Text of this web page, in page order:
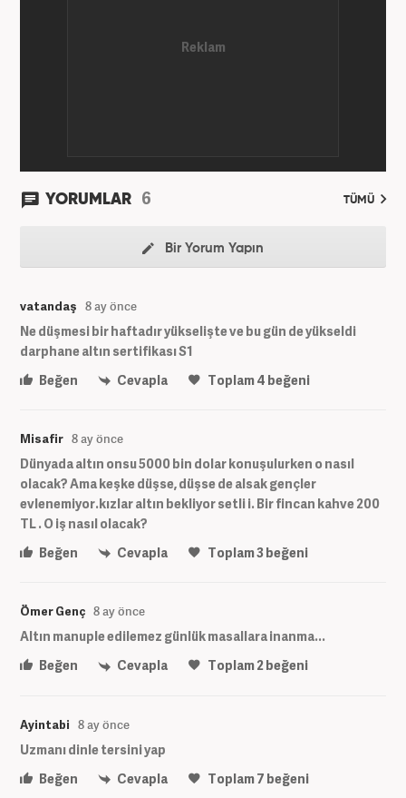
YORUMLAR 6 TÜMÜ
Bir Yorum Yapın
vatandaş 8 ay önce
Ne düşmesi bir haftadır yükselişte ve bu gün de yükseldi
darphane altın sertifikası S1
Beğen
Cevapla Toplam4 beğeni
Misafir 8 ay önce
Dünyada altın onsu 5000 bin dolar konuşulurken o nasıl
olacak? Ama keşke düşse, düşse de alsak gençler
evlenemiyor.kızlar altın bekliyor setli i. Bir fincan kahve 200
TL . O iş nasıl olacak?
Beğen
Cevapla Toplam3beğeni
Ömer Genç 8 ay önce
Altın manuple edilemez günlük masallara inanma...
Beğen
Cevapla Toplam2beğeni
Ayintabi 8 ay önce
Uzmanı dinle tersini yap
Beğen
Cevapla Toplam7 beğeni